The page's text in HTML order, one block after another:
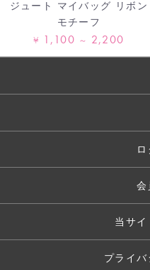
ジュート マイバッグ リボン
モチーフ
¥ 1,100 ～ 2,200
会
当サイ
プライ